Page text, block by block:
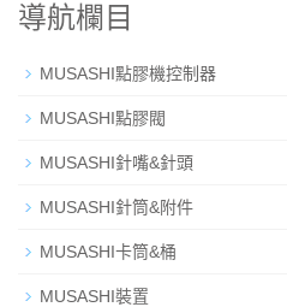
導航欄目
MUSASHI點膠機控制器
MUSASHI點膠閥
MUSASHI針嘴&針頭
MUSASHI針筒&附件
MUSASHI卡筒&桶
MUSASHI裝置